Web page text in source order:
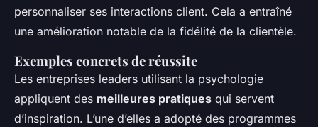
personnaliser ses interactions client. Cela a entraîné
une amélioration notable de la fidélité de la clientèle.
Exemples concrets de réussite
Les entreprises leaders utilisant la psychologie
appliquent des meilleures pratiques qui servent
d’inspiration. L’une d’elles a adopté des programmes